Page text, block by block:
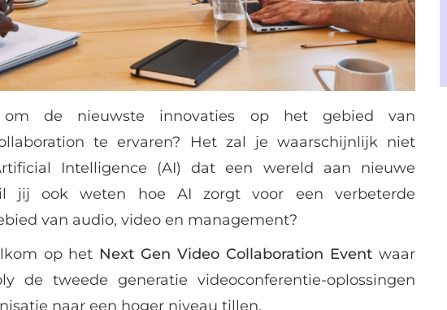
de nieuwste innovaties op het gebied van
te ervaren? Het zal je waarschijnlijk niet
Intelligence (AI) dat een wereld aan nieuwe
jij ook weten hoe AI zorgt voor een verbeterde
van audio, video en management?
op het Next Gen Video Collaboration Event waar
de tweede generatie videoconferentie-oplossingen
naar een hoger niveau tillen.